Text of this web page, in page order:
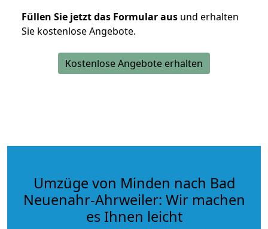
Füllen Sie jetzt das Formular aus und erhalten
Sie kostenlose Angebote.
Kostenlose Angebote erhalten
Umzüge von Minden nach Bad
Neuenahr-Ahrweiler: Wir machen
es Ihnen leicht